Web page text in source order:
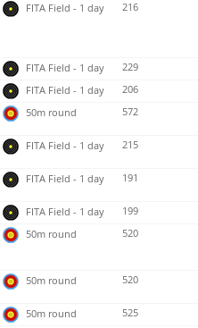
FITA Field - 1 day 216
FITA Field - 1 day
229
FITA Field - 1 day
206
50m round 572
FITA Field - 1 day 215
FITA Field - 1 day 191
FITA Field - 1 day
199
50m round 520
50m round 520
50m round
525